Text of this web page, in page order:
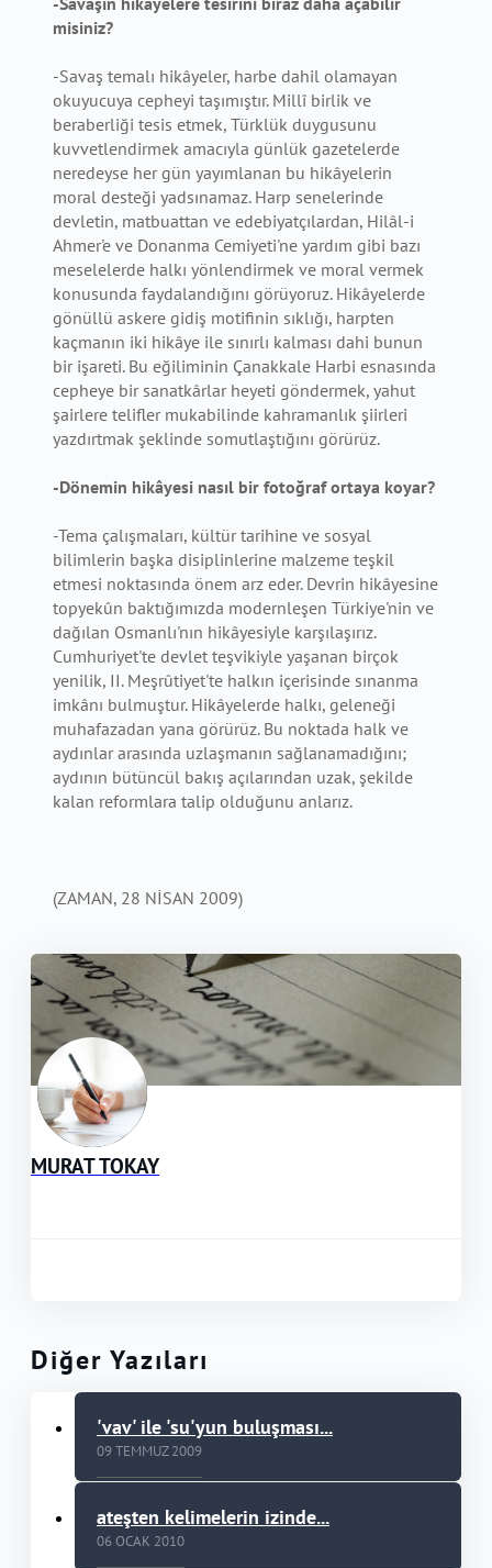
misiniz?
-Savaş temalı hikâyeler, harbe dahil olamayan
okuyucuya cepheyi taşımıştır. Millî birlik ve
beraberliği tesis etmek, Türklük duygusunu
kuvvetlendirmek amacıyla günlük gazetelerde
neredeyse her gün yayımlanan bu hikâyelerin
moral desteği yadsınamaz. Harp senelerinde
devletin, matbuattan ve edebiyatçılardan, Hilâl-i
Ahmer'e ve Donanma Cemiyeti'ne yardım gibi bazı
meselelerde halkı yönlendirmek ve moral vermek
konusunda faydalandığını görüyoruz. Hikâyelerde
gönüllü askere gidiş motifinin sıklığı, harpten
kaçmanın iki hikâye ile sınırlı kalması dahi bunun
bir işareti. Bu eğiliminin Çanakkale Harbi esnasında
cepheye bir sanatkârlar heyeti göndermek, yahut
şairlere telifler mukabilinde kahramanlık şiirleri
yazdırtmak şeklinde somutlaştığını görürüz.
-Dönemin hikâyesi nasıl bir fotoğraf ortaya koyar?
-Tema çalışmaları, kültür tarihine ve sosyal
bilimlerin başka disiplinlerine malzeme teşkil
etmesi noktasında önem arz eder. Devrin hikâyesine
topyekûn baktığımızda modernleşen Türkiye'nin ve
dağılan Osmanlı'nın hikâyesiyle karşılaşırız.
Cumhuriyet'te devlet teşvikiyle yaşanan birçok
yenilik, II. Meşrûtiyet'te halkın içerisinde sınanma
imkânı bulmuştur. Hikâyelerde halkı, geleneği
muhafazadan yana görürüz. Bu noktada halk ve
aydınlar arasında uzlaşmanın sağlanamadığını;
aydının bütüncül bakış açılarından uzak, şekilde
kalan reformlara talip olduğunu anlarız.
(ZAMAN, 28 NİSAN 2009)
MURAT TOKAY
Diğer Yazıları
'vav' ile 'su'yun buluşması...
09 TEMMUZ 2009
ateşten kelimelerin izinde...
06 OCAK 2010